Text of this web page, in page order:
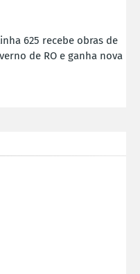
625 recebe obras de
de RO e ganha nova